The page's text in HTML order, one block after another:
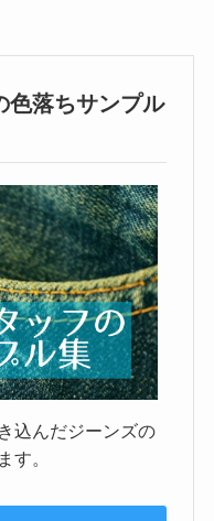
色落ちサンプル
込んだジーンズの
す。